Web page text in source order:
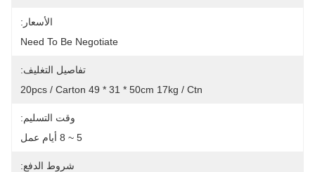
الأسعار:
Need To Be Negotiate
تفاصيل التغليف:
20pcs / Carton 49 * 31 * 50cm 17kg / Ctn
وقت التسليم:
5 ~ 8 أيام عمل
شروط الدفع: